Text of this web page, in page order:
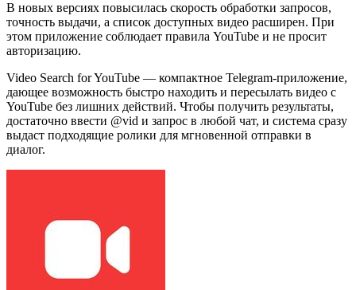
В новых версиях повысилась скорость обработки запросов,
точность выдачи, а список доступных видео расширен. При
этом приложение соблюдает правила YouTube и не просит
авторизацию.
Video Search for YouTube — компактное Telegram-приложение,
дающее возможность быстро находить и пересылать видео с
YouTube без лишних действий. Чтобы получить результаты,
достаточно ввести @vid и запрос в любой чат, и система сразу
выдаст подходящие ролики для мгновенной отправки в
диалог.